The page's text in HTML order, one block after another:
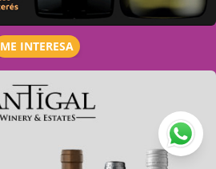
ME INTERESA